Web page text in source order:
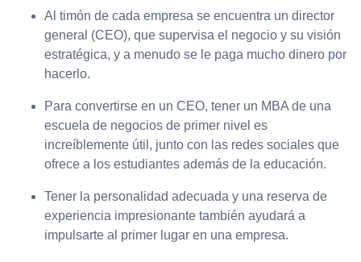
Al timón de cada empresa se encuentra un director
general (CEO), que supervisa el negocio y su visión
estratégica, y a menudo se le paga mucho dinero por
hacerlo.
Para convertirse en un CEO, tener un MBA de una
escuela de negocios de primer nivel es
increíblemente útil, junto con las redes sociales que
ofrece a los estudiantes además de la educación.
Tener la personalidad adecuada y una reserva de
experiencia impresionante también ayudará a
impulsarte al primer lugar en una empresa.